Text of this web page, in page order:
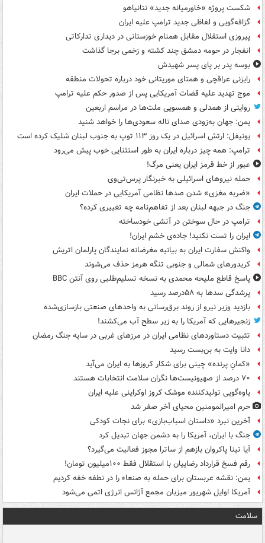
شکست پروژه «خاورمیانه جدید» نتانیاهو
گزافه‌گویی و لفاظی جدید ترامپ علیه ایران
پیروزی استقلال مقابل همنام خوزستانی در دیداری تدارکاتی
انفجار در حومه دمشق چند کشته و زخمی برجا گذاشت
بوسه‌ پدر بر پای پسر شهیدش
رایزنی عراقچی و همتای موریتانی خود درباره تحولات منطقه
موج تهدید علیه قضات آمریکایی پس از صدور حکم علیه ترامپ
روایتی از همدلی و همسویی ملت‌ها در مراسم اربعین
یمن: جهان به‌زودی صدای ناله سعودی‌ها را خواهد شنید
یونیفل: ارتش اسرائیل در یک روز ۱۱۳ توپ به جنوب لبنان شلیک کرده است
ترامپ: همه چیز درباره ایران به طور استثنایی خوب پیش می‌رود
عبور از خط قرمز ایران یعنی مرگ!
حمله نیروهای اسرائیلی به خبرنگار پرس‌تی‌وی
«ضربه مغزی» شدن صدها نظامی آمریکایی در حملات ایران
جنگ در جبهه لبنان بعد از تفاهم‌نامه چه تغییری کرده؟
ترامپ در حال سوختن در آتشی خودساخته
ایران را تست نکنید! جاده‌ی خشم ایران!
واکنش سفارت ایران به بیانیه مغرضانه نمایندگان پارلمان اتریش
کریدورهای شمالی و جنوبی تنگه هرمز حذف می‌شوند
پاسخ قاطع ملیحه محمدی به نسخه تسلیم‌طلبی روی آنتن BBC
پرشدگی سدها به ۵۸درصد رسید
بازدید وزیر نیرو از روند برق‌رسانی به واحدهای صنعتی بازسازی‌شده
زنجیرهایی که آمریکا را به زیر سطح آب می‌کشند!
تثبیت دستاوردهای نظامی ایران در مرزهای غربی در سایه جنگ رمضان
دانا وایت به بن‌بست رسید
«کمانِ پرنده» چینی برای شکار کروزها به ایران می‌آید
۷۰ درصد از صهیونیست‌ها نگران سلامت انتخابات هستند
یاوه‌گویی تولیدکننده موشک کروز اوکراینی علیه ایران
حرم امیرالمومنین محیای آخر صفر شد
آخرین نبرد «داستان اسباب‌بازی» برای نجات کودکی
جنگ با ایران، آمریکا را به دشمن جهان تبدیل کرد
آیا تینا پاکروان بازهم از ساترا مجوز فعالیت می‌گیرد؟
رقم فسخ قرارداد رضاییان با استقلال فقط ۱۰۰میلیون تومان!
یمن: نقشه عربستان برای حمله به صنعاء را در نطفه خفه کردیم
آمریکا اوایل شهریور میزبان مجمع آژانس انرژی اتمی می‌شود
سلامت